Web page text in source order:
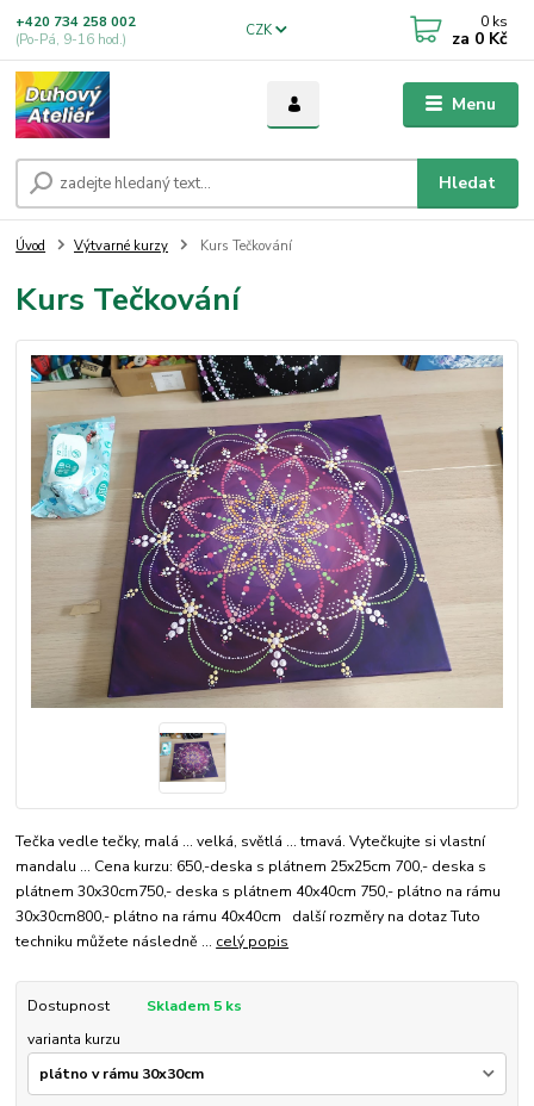
Menu
CZK
Hledat
+420 734 258 002
(Po-Pá, 9-16 hod.)
0 ks
za 0 Kč
Úvod Výtvarné kurzy Kurs Tečkování
Kurs Tečkování
Tečka vedle tečky, malá ... velká, světlá ... tmavá. Vytečkujte si vlastní
mandalu ... Cena kurzu: 650,-deska s plátnem 25x25cm 700,- deska s
plátnem 30x30cm750,- deska s plátnem 40x40cm 750,- plátno na rámu
30x30cm800,- plátno na rámu 40x40cm další rozměry na dotaz Tuto
techniku můžete následně ... celý popis
Dostupnost
Skladem 5 ks
varianta kurzu